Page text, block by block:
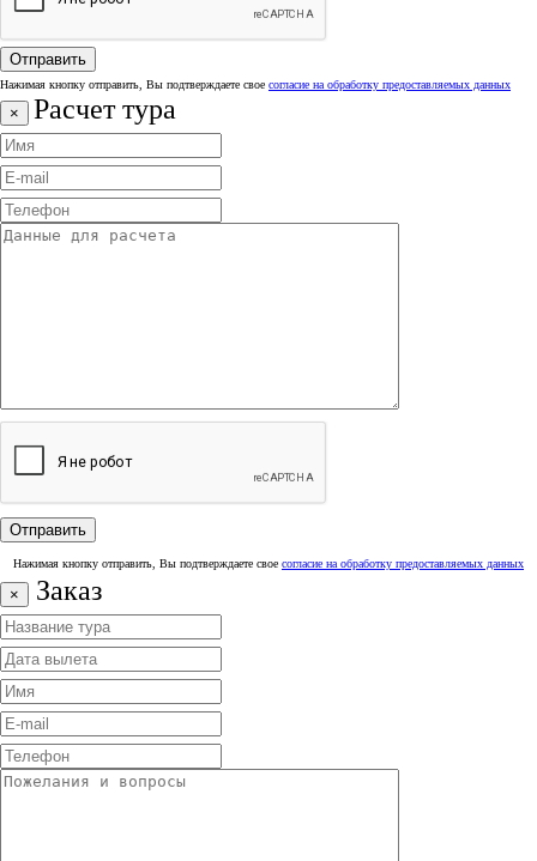
Нажимая кнопку отправить, Вы подтверждаете свое согласие на обработку предоставляемых данных
× Расчет тура
Нажимая кнопку отправить, Вы подтверждаете свое согласие на обработку предоставляемых данных
× Заказ